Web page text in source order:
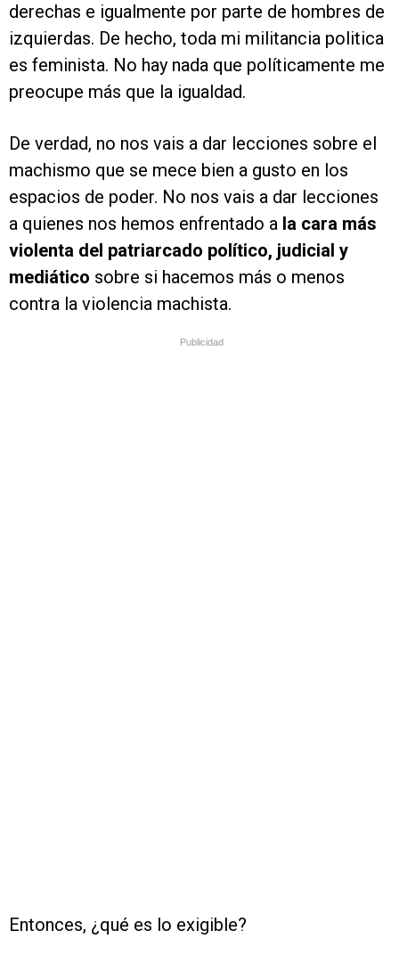
derechas e igualmente por parte de hombres de
izquierdas. De hecho, toda mi militancia politica
es feminista. No hay nada que políticamente me
preocupe más que la igualdad.
De verdad, no nos vais a dar lecciones sobre el
machismo que se mece bien a gusto en los
espacios de poder. No nos vais a dar lecciones
a quienes nos hemos enfrentado a la cara más
violenta del patriarcado político, judicial y
mediático sobre si hacemos más o menos
contra la violencia machista.
Publicidad
Entonces, ¿qué es lo exigible?